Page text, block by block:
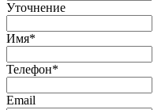
Уточнение
Имя*
Телефон*
Email